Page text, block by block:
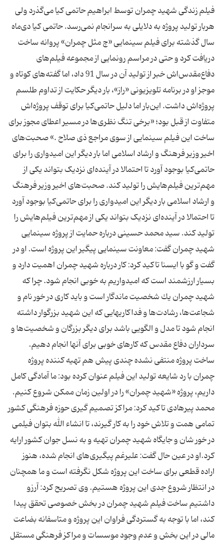
فیلم زندگی شهید چمران توسط ابراهیم حاتمی کیا می‌گذرد ولی
هربار تولید پروژه به دلایلی به سرانجام نمی‌رسد. حاتمی کیا دی‌ماه
سال گذشته برای فیلم سینمایی «چ مثل چمران» پروانه ساخت
دریافت کرد و حتی در مراسم رونمایی از مجموعه فیلم‌های
دفاع‌مقدس‌اش خبر از تولید آن در سال 91 داد، اما گفته‌های کوتاه و
موجز او در برنامه تلویزیونی «راز»، بار دیگر حکایت از تداوم طلسم
پروژه‌اش داشت. این‌بار اما دلیل حاتمی‌کیا برای توقف پروژه‌اش
متفاوت از قبل بود؛ «برخی تنگ نظری‌ها در مسیر اعطای مجوز برای
ساخت این فیلم سینمایی از سوی مراجع ذی صلاح .» صحبت‌های
اخیر وزیر فرهنگ و ارشاد اسلامی اما بار دیگر این امیدواری را برای
حاتمی‌کیا بوجود آورد تا احتمالا در آینده‌ای نزدیک بتواند یکی از
مهم‌ترین فیلم‌هایش را تولید کند. صحبت‌های اخیر وزیر فرهنگ
و ارشاد اسلامی بار دیگر این امیدواری را برای حاتمی‌کیا بوجود آورد
تا احتمالا در آینده‌ای نزدیک بتواند یکی از مهم‌ترین فیلم‌هایش را
تولید کند. سید محمد حسینی درباره حمایت از پروژه سینمایی
شهید چمران گفت: معاونت سینمایی پیگیر این پروژه است. او در
گفت و گو با ایسنا تاکید کرد: كار درباره شهید چمران اهمیت دارد و
بسیار ارزشمند است كه امیدواریم به خوبی انجام شود. چرا كه
شهید چمران یك شخصیت ماندگار است و باید كاری در خور نام و
شجاعت‌ها، رشادت‌ها و فداكاریهایی كه این شهید بزرگوار داشته
انجام شود تا مدل و الگویی باشد برای دیگر بزرگان و شخصیت‌ها و
سرداران دفاع مقدس كه كارهای خوبی برای آنها انجام دهیم.
ساخت پروژه منتفی نشده چندی پیش هم تهیه کننده پروژه
چمران با رد شایعه تولید این فیلم عنوان کرده بود: ما آمادگی كامل
داریم، پروژه «شهید چمران» را در اولین زمان ممكن شروع كنیم.
محمد پیرهادی تاکید کرد: مراكز تصمیم گیری حوزه فرهنگی كشور
تمامی همت و تلاش خود را به كار گیرند، تا انشاء الله بتوان فیلمی
در خور شان و جایگاه شهید چمران تهیه و به نسل جوان كشور ارایه
كرد.او در عین حال گفت: علیرغم پیگیری‌های انجام شده، هنوز
اراده قطعی برای ساخت این پروژه شكل نگرفته است و ما همچنان
در انتظار شروع جدی این پروژه هستیم. وی تصریح كرد: آرزو
داشتیم ساخت فیلم شهید چمران در بخش خصوصی تحقق پیدا
كند، اما با توجه به گستردگی فراوان این پروژه و متاسفانه بضاعت
مالی در این بخش و عدم وجود موسسات و مراكز فرهنگی مستقل